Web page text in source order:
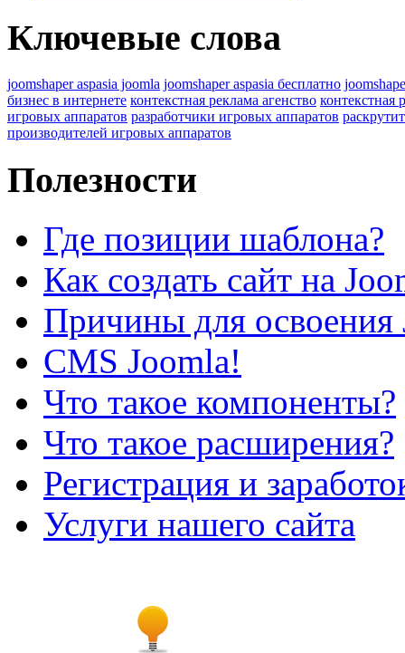
Ключевые слова
joomshaper aspasia joomla joomshaper aspasia бесплатно
бизнес в интернете контекстная реклама агенство контекстная
игровых аппаратов разработчики игровых аппаратов
производителей игровых аппаратов
Полезности
Где позиции шаблона?
Как создать сайт на
Причины для освоения
CMS Joomla!
Что такое компоненты?
Что такое расширения?
Регистрация и
Услуги нашего сайта